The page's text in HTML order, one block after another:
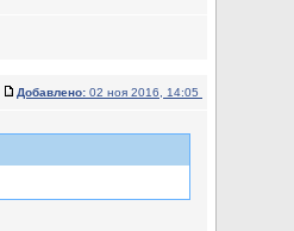
Добавлено: 02 ноя 2016, 14:05